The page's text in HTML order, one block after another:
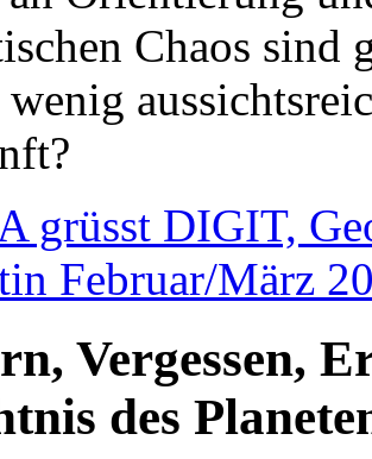
Chaos sind
grüsst DIGIT,
Februar/März
Vergessen,
des